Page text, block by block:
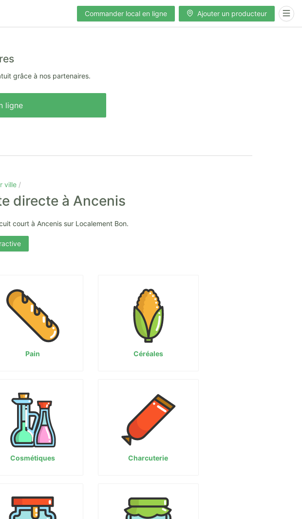
Commander local en ligne Ajouter un producteur
grâce à nos partenaires.
ligne
ville
directe à Ancenis
court à Ancenis sur Localement Bon.
Pain Céréales
Cosmétiques Charcuterie